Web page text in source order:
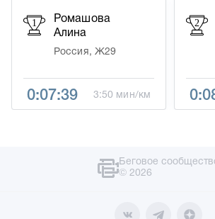
1
Ромашова
Алина
Россия, Ж29
0:07:39 3:50 мин/км
2
Беговое
© 2026